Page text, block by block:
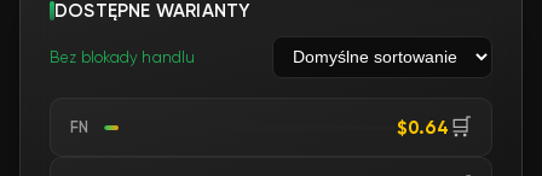
DOSTĘPNE WARIANTY
Bez blokady handlu
FN $0.64 🛒